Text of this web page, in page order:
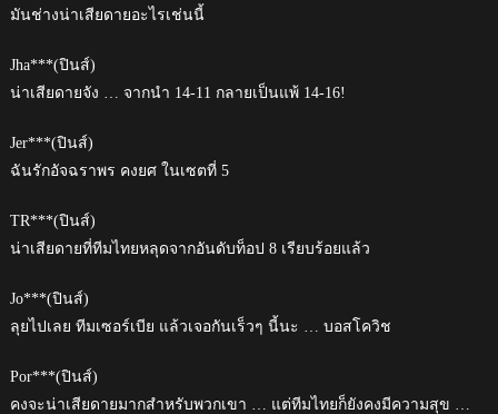
มันช่างน่าเสียดายอะไรเช่นนี้
Jha***(ปินส์)
น่าเสียดายจัง … จากนำ 14-11 กลายเป็นแพ้ 14-16!
Jer***(ปินส์)
ฉันรักอัจฉราพร คงยศ ในเซตที่ 5
TR***(ปินส์)
น่าเสียดายที่ทีมไทยหลุดจากอันดับท็อป 8 เรียบร้อยแล้ว
Jo***(ปินส์)
ลุยไปเลย ทีมเซอร์เบีย แล้วเจอกันเร็วๆ นี้นะ … บอสโควิช
Por***(ปินส์)
คงจะน่าเสียดายมากสำหรับพวกเขา … แต่ทีมไทยก็ยังคงมีความสุข …